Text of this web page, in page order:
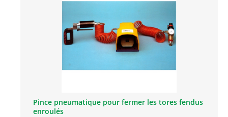
Pince pneumatique pour fermer les tores fendus
enroulés